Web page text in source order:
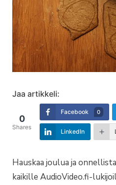
Jaa artikkeli:
0
Shares
Facebook 0
LinkedIn
Hauskaa joulua ja
kaikille AudioVideo.fi-